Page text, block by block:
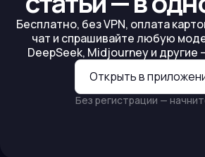
Бесплатно, без VPN, оплата
чат и спрашивайте любую
DeepSeek, Midjourney и другие
Открыть в
Без регистрации —